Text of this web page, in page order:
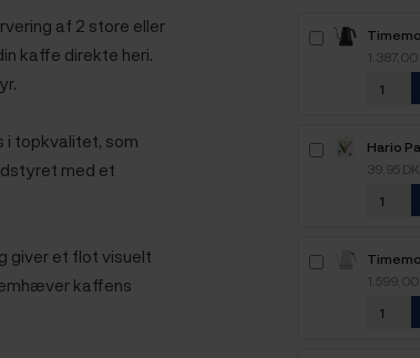
af 2 store eller
kaffe direkte heri.
i topkvalitet, som
med et
giver et flot visuelt
kaffens
Elkedel
1.387,00
Hario
100 Stk
39,95
Elkedel